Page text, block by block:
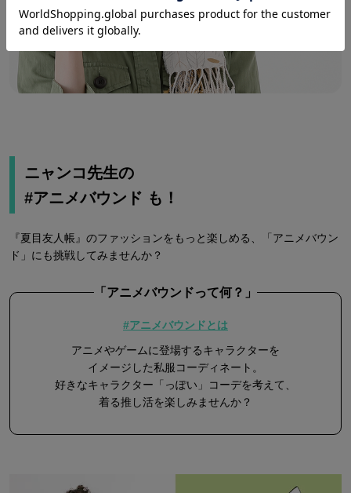
ニャンコ先生の
#アニメバウンド も！
『夏目友人帳』のファッションをもっと楽しめる、「アニメバウン
ド」にも挑戦してみませんか？
「アニメバウンドって何？」
#アニメバウンドとは
アニメやゲームに登場するキャラクターを
イメージした私服コーディネート。
好きなキャラクター「っぽい」コーデを考えて、
着る推し活を楽しみませんか？